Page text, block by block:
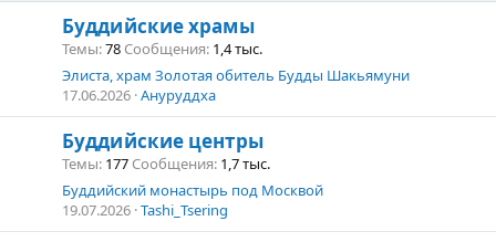
Буддийские храмы
Темы 78 Сообщения 1,4 тыс.
Элиста, храм Золотая обитель Будды Шакьямуни
17.06.2026 Ануруддха
Буддийские центры
Темы 177 Сообщения 1,7 тыс.
Буддийский монастырь под Москвой
19.07.2026 Tashi_Tsering